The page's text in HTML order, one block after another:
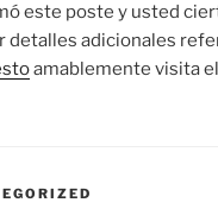
este poste y usted
detalles adicionales
amablemente visita